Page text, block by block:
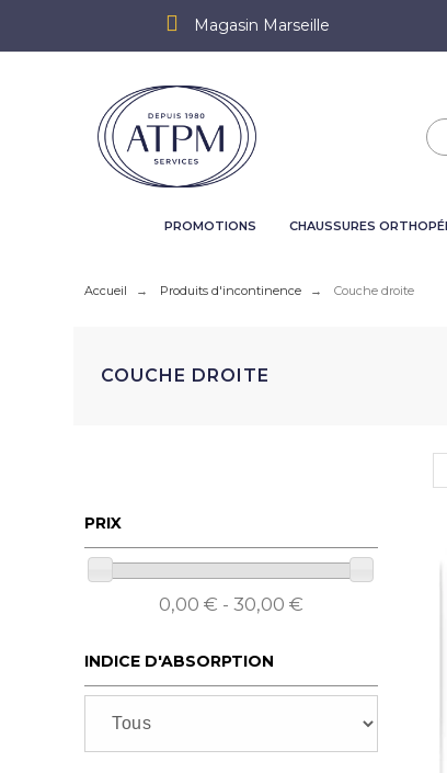
Magasin Marseille
PROMOTIONS CHAUSSURES
Accueil Produits d'incontinence Couche droite
COUCHE DROITE
PRIX
0,00 € - 30,00 €
INDICE D'ABSORPTION